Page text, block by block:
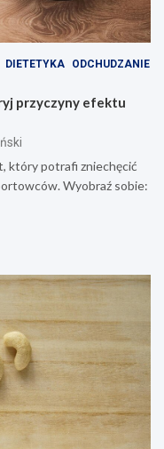
DIETETYKA
ODCHUDZANIE
przyczyny efektu
który potrafi zniechęcić
Wyobraź sobie: